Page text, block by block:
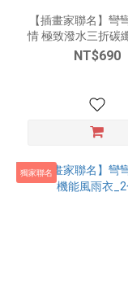
【插畫家聯名】彎
情 極致潑水三折碳
_7色
NT$690
獨家聯名